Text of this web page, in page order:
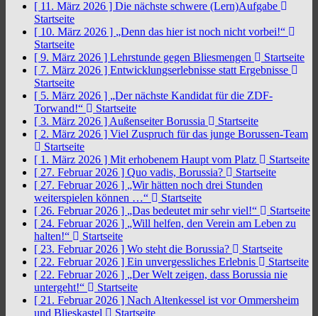
[ 11. März 2026 ] Die nächste schwere (Lern)Aufgabe
Startseite
[ 10. März 2026 ] „Denn das hier ist noch nicht vorbei!“
Startseite
[ 9. März 2026 ] Lehrstunde gegen Bliesmengen
Startseite
[ 7. März 2026 ] Entwicklungserlebnisse statt Ergebnisse
Startseite
[ 5. März 2026 ] „Der nächste Kandidat für die ZDF-
Torwand!“
Startseite
[ 3. März 2026 ] Außenseiter Borussia
Startseite
[ 2. März 2026 ] Viel Zuspruch für das junge Borussen-Team
Startseite
[ 1. März 2026 ] Mit erhobenem Haupt vom Platz
Startseite
[ 27. Februar 2026 ] Quo vadis, Borussia?
Startseite
[ 27. Februar 2026 ] „Wir hätten noch drei Stunden
weiterspielen können …“
Startseite
[ 26. Februar 2026 ] „Das bedeutet mir sehr viel!“
Startseite
[ 24. Februar 2026 ] „Will helfen, den Verein am Leben zu
halten!“
Startseite
[ 23. Februar 2026 ] Wo steht die Borussia?
Startseite
[ 22. Februar 2026 ] Ein unvergessliches Erlebnis
Startseite
[ 22. Februar 2026 ] „Der Welt zeigen, dass Borussia nie
untergeht!“
Startseite
[ 21. Februar 2026 ] Nach Altenkessel ist vor Ommersheim
und Blieskastel
Startseite